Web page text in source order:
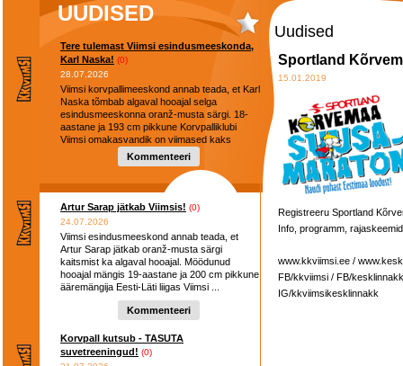
UUDISED
Tere tulemast Viimsi esindusmeeskonda,
Karl Naska! (0)
28.07.2026
Viimsi korvpallimeeskond annab teada, et Karl
Naska tõmbab algaval hooajal selga
esindusmeeskonna oranž-musta särgi. 18-
aastane ja 193 cm pikkune Korvpalliklubi
Viimsi omakasvandik on viimased kaks
Kommenteeri
Artur Sarap jätkab Viimsis! (0)
24.07.2026
Viimsi esindusmeeskond annab teada, et
Artur Sarap jätkab oranž-musta särgi
kaitsmist ka algaval hooajal. Möödunud
hooajal mängis 19-aastane ja 200 cm pikkune
ääremängija Eesti-Läti liigas Viimsi ...
Kommenteeri
Korvpall kutsub - TASUTA
suvetreeningud! (0)
Uudised
Sportland
15.01.2019
Registreeru Sportland
Info, programm,
www.kkviimsi.ee /
FB/kkviimsi / FB/kesklinnakk
IG/kkviimsikesklinnakk